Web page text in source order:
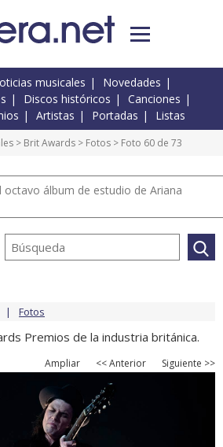
musicales
Novedades
Discos históricos
Canciones
Artistas Portadas Listas
> Brit Awards > Fotos > Foto 60 de 73
octavo álbum de estudio de Ariana
Fotos
Premios de la industria británica.
Ampliar << Anterior Siguiente >>